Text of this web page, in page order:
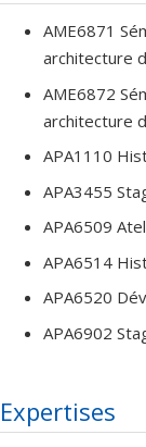
AME6871
architecture
AME6872
architecture
APA1110
APA3455
APA6509
APA6514
APA6520
APA6902
Expertises